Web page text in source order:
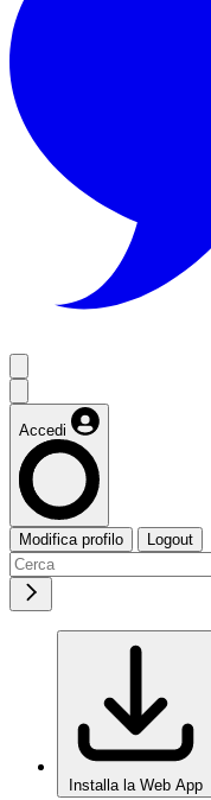
Accedi
Modifica profilo Logout
Installa la Web App